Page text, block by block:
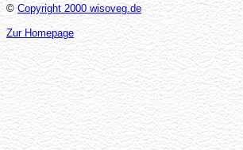
© Copyright 2000 wisoveg.de
Zur Homepage